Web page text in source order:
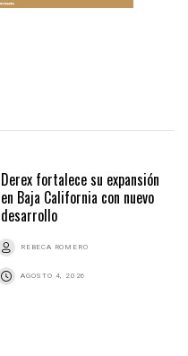
Derex fortalece su expansión
en Baja California con nuevo
desarrollo
REBECA ROMERO
AGOSTO 4, 2026